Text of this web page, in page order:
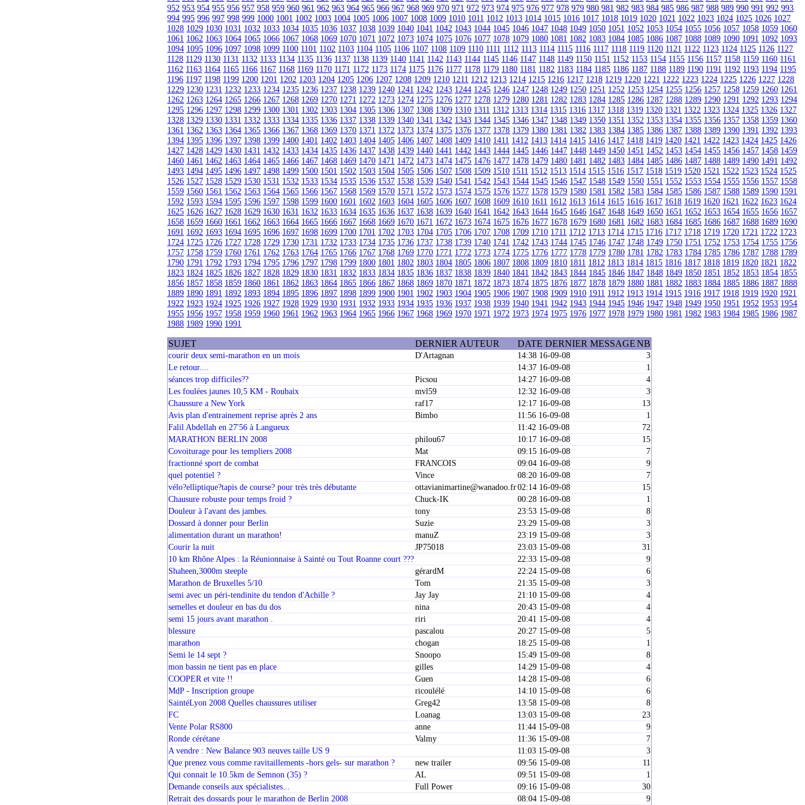
952 953 954 955 956 957 958 959 960 961 962 963 964 965 966 967 968 969 970 971 972 973 974 975 976 977 978 979 980 981 982 983 984 985 986 987 988 989 990 991 992 993
994 995 996 997 998 999 1000 1001 1002 1003 1004 1005 1006 1007 1008 1009 1010 1011 1012 1013 1014 1015 1016 1017 1018 1019 1020 1021 1022 1023 1024 1025 1026 1027
1028 1029 1030 1031 1032 1033 1034 1035 1036 1037 1038 1039 1040 1041 1042 1043 1044 1045 1046 1047 1048 1049 1050 1051 1052 1053 1054 1055 1056 1057 1058 1059 1060
1061 1062 1063 1064 1065 1066 1067 1068 1069 1070 1071 1072 1073 1074 1075 1076 1077 1078 1079 1080 1081 1082 1083 1084 1085 1086 1087 1088 1089 1090 1091 1092 1093
1094 1095 1096 1097 1098 1099 1100 1101 1102 1103 1104 1105 1106 1107 1108 1109 1110 1111 1112 1113 1114 1115 1116 1117 1118 1119 1120 1121 1122 1123 1124 1125 1126 1127
1128 1129 1130 1131 1132 1133 1134 1135 1136 1137 1138 1139 1140 1141 1142 1143 1144 1145 1146 1147 1148 1149 1150 1151 1152 1153 1154 1155 1156 1157 1158 1159 1160 1161
1162 1163 1164 1165 1166 1167 1168 1169 1170 1171 1172 1173 1174 1175 1176 1177 1178 1179 1180 1181 1182 1183 1184 1185 1186 1187 1188 1189 1190 1191 1192 1193 1194 1195
1196 1197 1198 1199 1200 1201 1202 1203 1204 1205 1206 1207 1208 1209 1210 1211 1212 1213 1214 1215 1216 1217 1218 1219 1220 1221 1222 1223 1224 1225 1226 1227 1228
1229 1230 1231 1232 1233 1234 1235 1236 1237 1238 1239 1240 1241 1242 1243 1244 1245 1246 1247 1248 1249 1250 1251 1252 1253 1254 1255 1256 1257 1258 1259 1260 1261
1262 1263 1264 1265 1266 1267 1268 1269 1270 1271 1272 1273 1274 1275 1276 1277 1278 1279 1280 1281 1282 1283 1284 1285 1286 1287 1288 1289 1290 1291 1292 1293 1294
1295 1296 1297 1298 1299 1300 1301 1302 1303 1304 1305 1306 1307 1308 1309 1310 1311 1312 1313 1314 1315 1316 1317 1318 1319 1320 1321 1322 1323 1324 1325 1326 1327
1328 1329 1330 1331 1332 1333 1334 1335 1336 1337 1338 1339 1340 1341 1342 1343 1344 1345 1346 1347 1348 1349 1350 1351 1352 1353 1354 1355 1356 1357 1358 1359 1360
1361 1362 1363 1364 1365 1366 1367 1368 1369 1370 1371 1372 1373 1374 1375 1376 1377 1378 1379 1380 1381 1382 1383 1384 1385 1386 1387 1388 1389 1390 1391 1392 1393
1394 1395 1396 1397 1398 1399 1400 1401 1402 1403 1404 1405 1406 1407 1408 1409 1410 1411 1412 1413 1414 1415 1416 1417 1418 1419 1420 1421 1422 1423 1424 1425 1426
1427 1428 1429 1430 1431 1432 1433 1434 1435 1436 1437 1438 1439 1440 1441 1442 1443 1444 1445 1446 1447 1448 1449 1450 1451 1452 1453 1454 1455 1456 1457 1458 1459
1460 1461 1462 1463 1464 1465 1466 1467 1468 1469 1470 1471 1472 1473 1474 1475 1476 1477 1478 1479 1480 1481 1482 1483 1484 1485 1486 1487 1488 1489 1490 1491 1492
1493 1494 1495 1496 1497 1498 1499 1500 1501 1502 1503 1504 1505 1506 1507 1508 1509 1510 1511 1512 1513 1514 1515 1516 1517 1518 1519 1520 1521 1522 1523 1524 1525
1526 1527 1528 1529 1530 1531 1532 1533 1534 1535 1536 1537 1538 1539 1540 1541 1542 1543 1544 1545 1546 1547 1548 1549 1550 1551 1552 1553 1554 1555 1556 1557 1558
1559 1560 1561 1562 1563 1564 1565 1566 1567 1568 1569 1570 1571 1572 1573 1574 1575 1576 1577 1578 1579 1580 1581 1582 1583 1584 1585 1586 1587 1588 1589 1590 1591
1592 1593 1594 1595 1596 1597 1598 1599 1600 1601 1602 1603 1604 1605 1606 1607 1608 1609 1610 1611 1612 1613 1614 1615 1616 1617 1618 1619 1620 1621 1622 1623 1624
1625 1626 1627 1628 1629 1630 1631 1632 1633 1634 1635 1636 1637 1638 1639 1640 1641 1642 1643 1644 1645 1646 1647 1648 1649 1650 1651 1652 1653 1654 1655 1656 1657
1658 1659 1660 1661 1662 1663 1664 1665 1666 1667 1668 1669 1670 1671 1672 1673 1674 1675 1676 1677 1678 1679 1680 1681 1682 1683 1684 1685 1686 1687 1688 1689 1690
1691 1692 1693 1694 1695 1696 1697 1698 1699 1700 1701 1702 1703 1704 1705 1706 1707 1708 1709 1710 1711 1712 1713 1714 1715 1716 1717 1718 1719 1720 1721 1722 1723
1724 1725 1726 1727 1728 1729 1730 1731 1732 1733 1734 1735 1736 1737 1738 1739 1740 1741 1742 1743 1744 1745 1746 1747 1748 1749 1750 1751 1752 1753 1754 1755 1756
1757 1758 1759 1760 1761 1762 1763 1764 1765 1766 1767 1768 1769 1770 1771 1772 1773 1774 1775 1776 1777 1778 1779 1780 1781 1782 1783 1784 1785 1786 1787 1788 1789
1790 1791 1792 1793 1794 1795 1796 1797 1798 1799 1800 1801 1802 1803 1804 1805 1806 1807 1808 1809 1810 1811 1812 1813 1814 1815 1816 1817 1818 1819 1820 1821 1822
1823 1824 1825 1826 1827 1828 1829 1830 1831 1832 1833 1834 1835 1836 1837 1838 1839 1840 1841 1842 1843 1844 1845 1846 1847 1848 1849 1850 1851 1852 1853 1854 1855
1856 1857 1858 1859 1860 1861 1862 1863 1864 1865 1866 1867 1868 1869 1870 1871 1872 1873 1874 1875 1876 1877 1878 1879 1880 1881 1882 1883 1884 1885 1886 1887 1888
1889 1890 1891 1892 1893 1894 1895 1896 1897 1898 1899 1900 1901 1902 1903 1904 1905 1906 1907 1908 1909 1910 1911 1912 1913 1914 1915 1916 1917 1918 1919 1920 1921
1922 1923 1924 1925 1926 1927 1928 1929 1930 1931 1932 1933 1934 1935 1936 1937 1938 1939 1940 1941 1942 1943 1944 1945 1946 1947 1948 1949 1950 1951 1952 1953 1954
1955 1956 1957 1958 1959 1960 1961 1962 1963 1964 1965 1966 1967 1968 1969 1970 1971 1972 1973 1974 1975 1976 1977 1978 1979 1980 1981 1982 1983 1984 1985 1986 1987
1988 1989 1990 1991
SUJET DERNIER AUTEUR DATE DERNIER MESSAGENB
courir deux semi-marathon en un mois D'Artagnan 14:38 16-09-08
3
Le retour....
14:37 16-09-08
1
séances trop difficiles??
Picsou 14:27 16-09-08
4
Les foulées jaunes 10,5 KM - Roubaix
mvl59 12:32 16-09-08
3
Chaussure a New York
raf17 12:17 16-09-08
13
Avis plan d'entrainement reprise après 2 ans
Bimbo 11:56 16-09-08
1
Falil Abdellah en 27'56 à Langueux
11:42 16-09-08
72
MARATHON BERLIN 2008
philou67 10:17 16-09-08
15
Covoiturage pour les templiers 2008
Mat 09:15 16-09-08
7
fractionné sport de combat
FRANCOIS 09:04 16-09-08
9
quel potentiel ?
Vince 08:20 16-09-08
7
vélo?elliptique?tapis de course? pour très très débutante
ottavianimartine@wanadoo.fr02:14 16-09-08
15
Chausure robuste pour temps froid ?
Chuck-IK 00:28 16-09-08
1
Douleur à l'avant des jambes.
tony 23:53 15-09-08
8
Dossard à donner pour Berlin
Suzie 23:29 15-09-08
3
alimentation durant un marathon!
manuZ 23:19 15-09-08
3
Courir la nuit
JP75018 23:03 15-09-08
31
10 km Rhône Alpes : la Réunionnaise à Sainté ou Tout Roanne court ???
22:33 15-09-08
9
Shaheen,3000m steeple
gérardM 22:24 15-09-08
6
Marathon de Bruxelles 5/10
Tom 21:35 15-09-08
3
semi avec un péri-tendinite du tendon d'Achille ?
Jay Jay 21:10 15-09-08
4
semelles et douleur en bas du dos
nina 20:43 15-09-08
4
semi 15 jours avant marathon .
riri 20:41 15-09-08
4
blessure
pascalou 20:27 15-09-08
5
marathon
chogan 18:25 15-09-08
1
Semi le 14 sept ?
Snoopo 15:49 15-09-08
8
mon bassin ne tient pas en place
gilles 14:29 15-09-08
4
COOPER et vite !!
Guen 14:28 15-09-08
6
MdP - Inscription groupe
ricoulélé 14:10 15-09-08
6
SaintéLyon 2008 Quelles chaussures utiliser
Greg42 13:58 15-09-08
8
FC
Loanag 13:03 15-09-08
23
Vente Polar RS800
anne 11:44 15-09-08
9
Ronde cérétane
Valmy 11:36 15-09-08
7
A vendre : New Balance 903 neuves taille US 9
11:03 15-09-08
3
Que prenez vous comme ravitaillements -hors gels- sur marathon ?
new trailer 09:56 15-09-08
11
Qui connait le 10.5km de Semnon (35) ?
AL 09:51 15-09-08
1
Demande conseils aux spécialistes...
Full Power 09:16 15-09-08
30
Retrait des dossards pour le marathon de Berlin 2008
08:04 15-09-08 9